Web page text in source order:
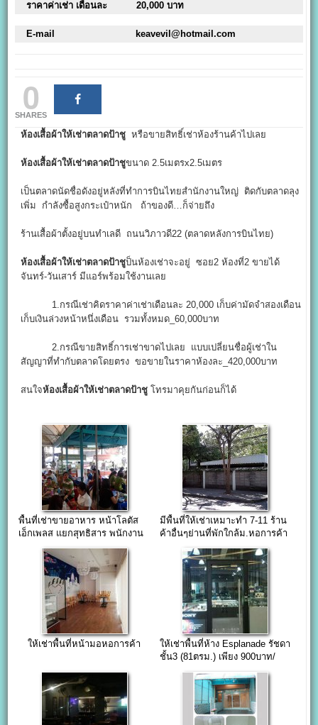
ราคาค่าเช่า เดือนละ 20,000 บาท
E-mail keavevil@hotmail.com
0
SHARES
ห้องเสื้อผ้าให้เช่าตลาดป้าชู หรือขายสิทธิ์เช่าห้องร้านค้าไปเลย
ห้องเสื้อผ้าให้เช่าตลาดป้าชูขนาด 2.5เมตรx2.5เมตร
เป็นตลาดนัดชื่อดังอยู่หลังที่ทำการบินไทยสำนักงานใหญ่ ติดกับตลาดลุง
เพิ่ม กำลังซื้อสูงกระเป๋าหนัก ถ้าของดี…ก็จ่ายถึง
ร้านเสื้อผ้าตั้งอยู่บนทำเลดี ถนนวิภาวดี22 (ตลาดหลังการบินไทย)
ห้องเสื้อผ้าให้เช่าตลาดป้าชูป็นห้องเช่าจะอยู่ ซอย2 ห้องที่2 ขายได้
จันทร์-วันเสาร์ มีแอร์พร้อมใช้งานเลย
1.กรณีเช่าคิดราคาค่าเช่าเดือนละ 20,000 เก็บค่ามัดจำสองเดือน
เก็บเงินล่วงหน้าหนึ่งเดือน รวมทั้งหมด_60,000บาท
2.กรณีขายสิทธิ์การเช่าขาดไปเลย แบบเปลี่ยนชื่อผู้เช่าใน
สัญญาที่ทำกับตลาดโดยตรง ขอขายในราคาห้องละ_420,000บาท
สนใจห้องเสื้อผ้าให้เช่าตลาดป้าชู โทรมาคุยกันก่อนก็ได้
พื้นที่เช่าขายอาหาร หน้าโลตัส
เอ็กเพลส แยกสุทธิสาร พนักงาน
มีพื้นที่ให้เช่าเหมาะทำ 7-11 ร้าน
ค้าอื่นๆย่านที่พักใกล้ม.หอการค้า
ให้เช่าพื้นที่หน้ามอหอการค้า
ให้เช่าพื้นที่ห้าง Esplanade รัชดา
ชั้น3 (81ตรม.) เพียง 900บาท/